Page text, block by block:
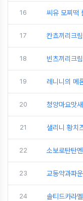
16 씨유 모찌떡
17 칸쵸끼리크
18 빈츠끼리크
19 레니니의 메
20 청양마요맛
21 샐리니 황치
22 소보로탄탄
23 교동약과파
24 솔티드카라